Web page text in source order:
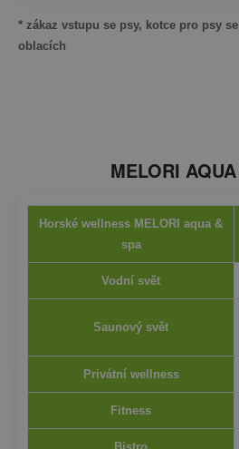
* zákaz vstupu se psy, kotce pro psy
oblacích
MELORI
Horské wellness MELORI aqua &
spa
Vodní svět
Saunový svět
Privátní wellness
Fitness